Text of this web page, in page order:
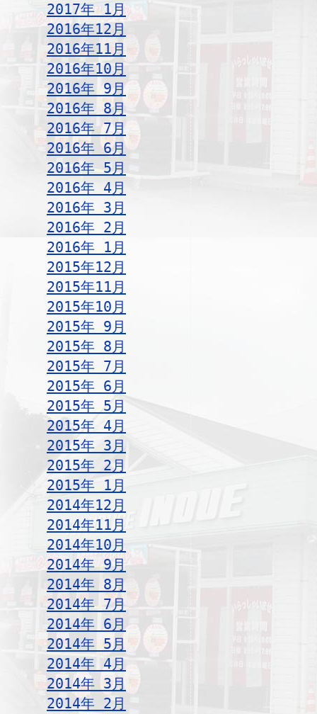
2017年 1月
2016年12月
2016年11月
2016年10月
2016年 9月
2016年 8月
2016年 7月
2016年 6月
2016年 5月
2016年 4月
2016年 3月
2016年 2月
2016年 1月
2015年12月
2015年11月
2015年10月
2015年 9月
2015年 8月
2015年 7月
2015年 6月
2015年 5月
2015年 4月
2015年 3月
2015年 2月
2015年 1月
2014年12月
2014年11月
2014年10月
2014年 9月
2014年 8月
2014年 7月
2014年 6月
2014年 5月
2014年 4月
2014年 3月
2014年 2月